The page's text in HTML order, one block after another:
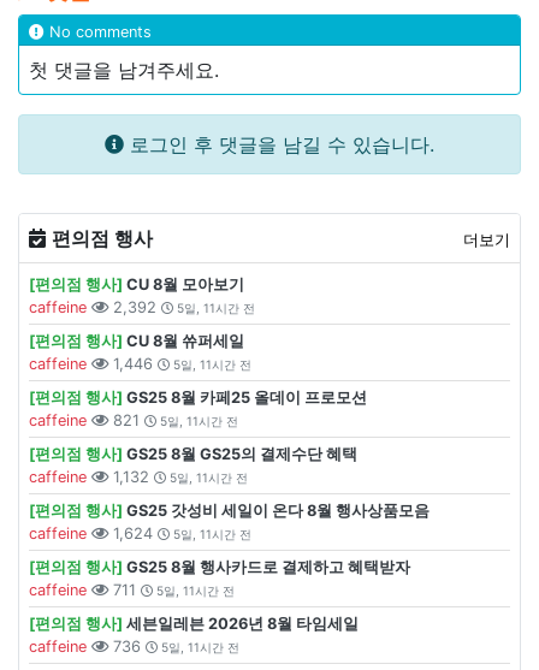
No comments
첫 댓글을 남겨주세요.
로그인 후 댓글을 남길 수 있습니다.
편의점 행사 더보기
[편의점 행사] CU 8월 모아보기
caffeine
2,392 5일, 11시간 전
[편의점 행사] CU 8월 쓔퍼세일
caffeine
1,446 5일, 11시간 전
[편의점 행사] GS25 8월 카페25 올데이 프로모션
caffeine
821 5일, 11시간 전
[편의점 행사] GS25 8월 GS25의 결제수단 혜택
caffeine
1,132 5일, 11시간 전
[편의점 행사] GS25 갓성비 세일이 온다 8월 행사상품모음
caffeine
1,624 5일, 11시간 전
[편의점 행사] GS25 8월 행사카드로 결제하고 혜택받자
caffeine
711 5일, 11시간 전
[편의점 행사] 세븐일레븐 2026년 8월 타임세일
caffeine
736 5일, 11시간 전